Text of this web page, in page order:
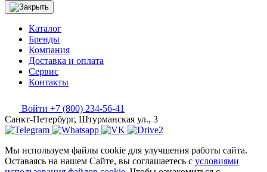
Каталог
Бренды
Компания
Доставка и оплата
Сервис
Контакты
Войти +7 (800) 234-56-41
Санкт-Петербург, Штурманская ул., 3
Мы используем файлы cookie для улучшения работы сайта.
Оставаясь на нашем Сайте, вы соглашаетесь с условиями